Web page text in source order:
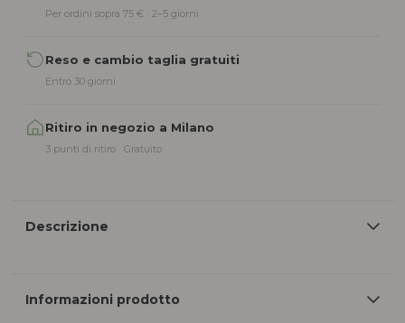
Per ordini sopra 75 € · 2–5 giorni
Reso e cambio taglia gratuiti
Entro 30 giorni
Ritiro in negozio a Milano
3 punti di ritiro · Gratuito
Descrizione
Informazioni prodotto